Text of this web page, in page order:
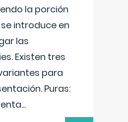
la porción
introduce en
las
Existen tres
para
Puras:
...